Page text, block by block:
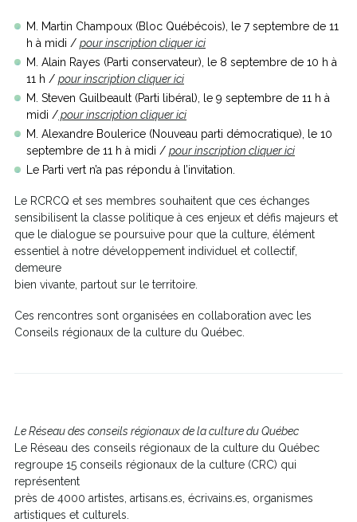
M. Martin Champoux (Bloc Québécois), le 7 septembre de 11
h à midi / pour inscription cliquer iciCe
lien
dans
fenêtre
M. Alain Rayes (Parti conservateur), le 8 septembre de 10 h à
11 h / pour inscription cliquer iciCe
lien
s'ouvrira
une
nouvelle
fenêtre
M. Steven Guilbeault (Parti libéral), le 9 septembre de 11 h à
midi /pour inscription cliquer iciCe
lien
s'ouvrira
dans
nouvelle
fenêtre
M. Alexandre Boulerice (Nouveau parti démocratique), le 10
septembre de 11 h à midi / pour inscription cliquer iciCe
dans
une
nouvelle
fenêtre
Le Parti vert n’a pas répondu à l’invitation.
Le RCRCQ et ses membres souhaitent que ces échanges
sensibilisent la classe politique à ces enjeux et défis majeurs et
que le dialogue se poursuive pour que la culture, élément
essentiel à notre développement individuel et collectif,
demeure
bien vivante, partout sur le territoire.
Ces rencontres sont organisées en collaboration avec les
Conseils régionaux de la culture du Québec.
Le Réseau des conseils régionaux de la culture du Québec
Le Réseau des conseils régionaux de la culture du Québec
regroupe 15 conseils régionaux de la culture (CRC) qui
représentent
près de 4000 artistes, artisans.es, écrivains.es, organismes
artistiques et culturels.